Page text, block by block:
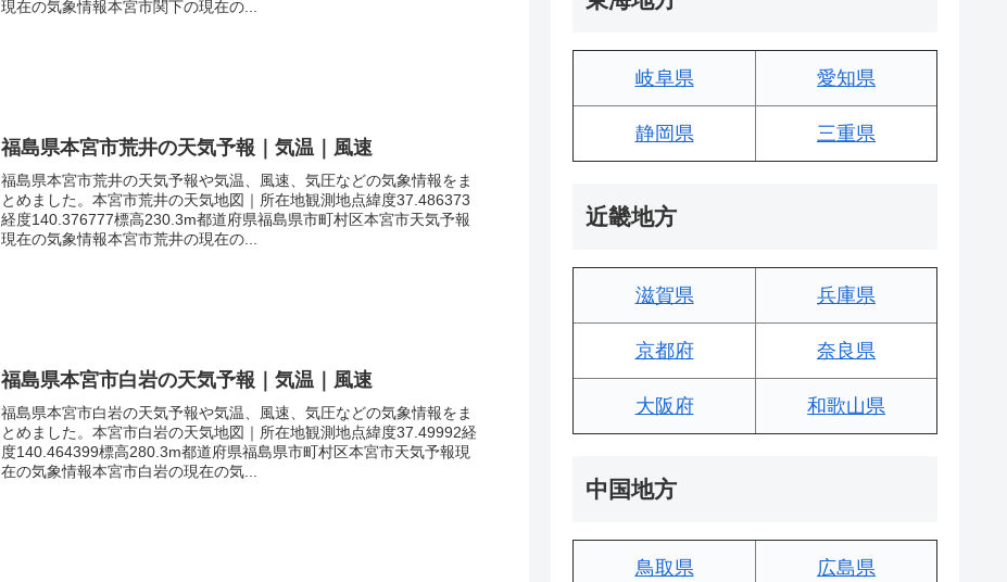
現在の気象情報本宮市関下の現在の...
福島県本宮市荒井の天気予報｜気温｜風速
福島県本宮市荒井の天気予報や気温、風速、気圧などの気象情報をま
とめました。本宮市荒井の天気地図｜所在地観測地点緯度37.486373
経度140.376777標高230.3m都道府県福島県市町村区本宮市天気予報
現在の気象情報本宮市荒井の現在の...
福島県本宮市白岩の天気予報｜気温｜風速
福島県本宮市白岩の天気予報や気温、風速、気圧などの気象情報をま
とめました。本宮市白岩の天気地図｜所在地観測地点緯度37.49992経
度140.464399標高280.3m都道府県福島県市町村区本宮市天気予報現
在の気象情報本宮市白岩の現在の気...
岐阜県 愛知県
静岡県 三重県
近畿地方
滋賀県 兵庫県
京都府 奈良県
大阪府 和歌山県
中国地方
鳥取県 広島県